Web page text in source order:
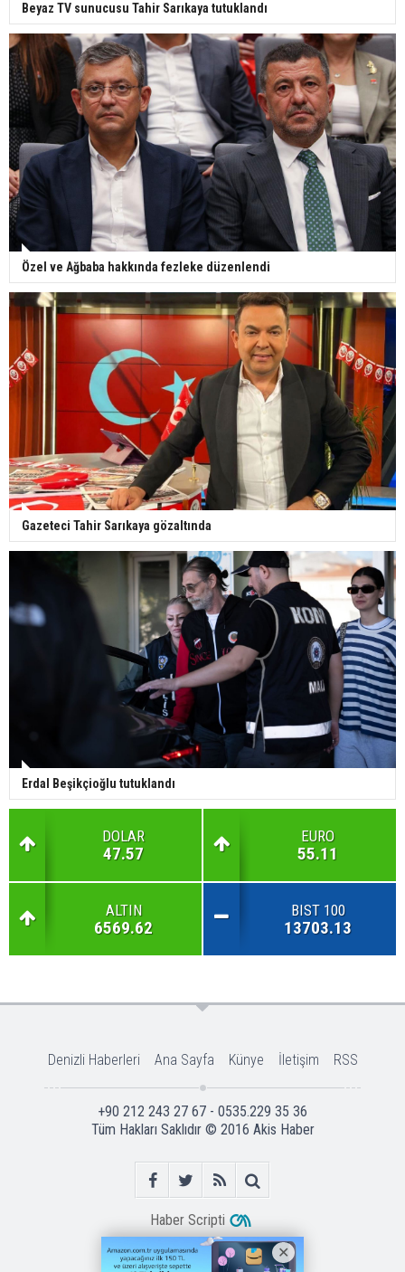
Beyaz TV sunucusu Tahir Sarıkaya tutuklandı
Özel ve Ağbaba hakkında fezleke düzenlendi
Gazeteci Tahir Sarıkaya gözaltında
Erdal Beşikçioğlu tutuklandı
DOLAR
47.57
EURO
55.11
ALTIN
6569.62
BIST 100
13703.13
Denizli Haberleri Ana Sayfa Künye İletişim RSS
+90 212 243 27 67 - 0535.229 35 36
Tüm Hakları Saklıdır © 2016 Akis Haber
Haber Scripti